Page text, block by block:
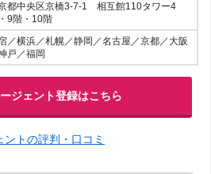
都中央区京橋3-7-1 相互館110タワー4
9階・10階
／横浜／札幌／静岡／名古屋／京都／大阪
戸／福岡
ジェント登録はこちら
トの評判・口コミ